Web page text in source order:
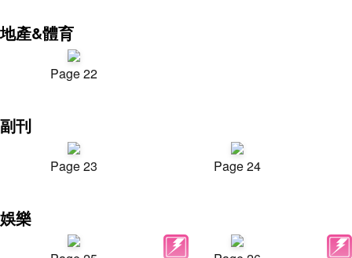
地產&體育
Page 22
副刊
Page 23 Page 24
娛樂